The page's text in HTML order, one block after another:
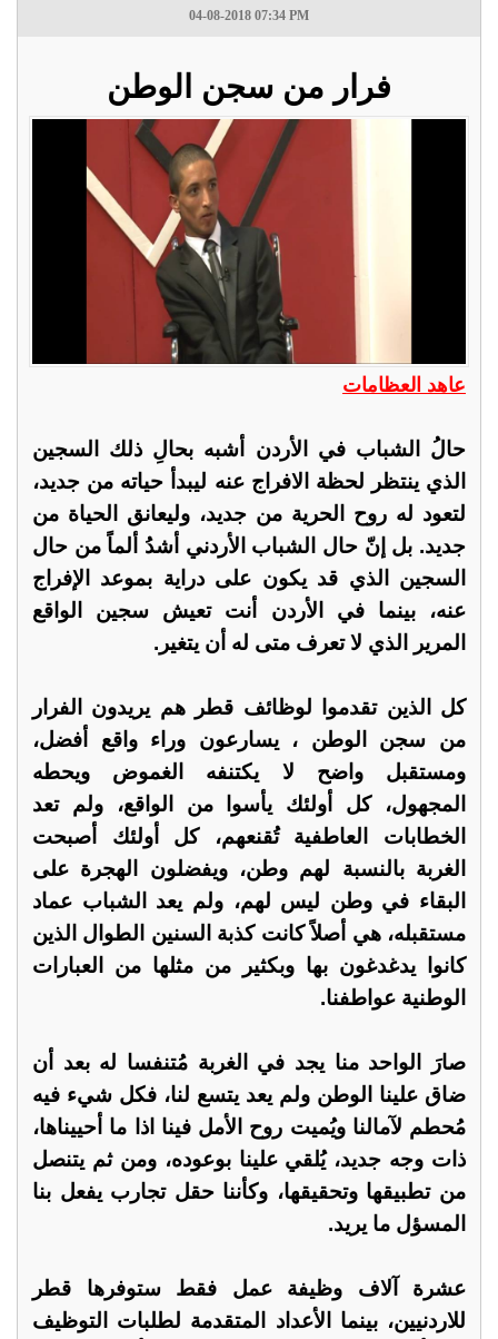
04-08-2018 07:34 PM
فرار من سجن الوطن
عاهد العظامات
حالُ الشباب في الأردن أشبه بحالِ ذلك السجين
الذي ينتظر لحظة الافراج عنه ليبدأ حياته من جديد،
لتعود له روح الحرية من جديد، وليعانق الحياة من
جديد. بل إنّ حال الشباب الأردني أشدُ ألماً من حال
السجين الذي قد يكون على دراية بموعد الإفراج
عنه، بينما في الأردن أنت تعيش سجين الواقع
المرير الذي لا تعرف متى له أن يتغير.
كل الذين تقدموا لوظائف قطر هم يريدون الفرار
من سجن الوطن ، يسارعون وراء واقع أفضل،
ومستقبل واضح لا يكتنفه الغموض ويحطه
المجهول، كل أولئك يأسوا من الواقع، ولم تعد
الخطابات العاطفية تُقنعهم، كل أولئك أصبحت
الغربة بالنسبة لهم وطن، ويفضلون الهجرة على
البقاء في وطن ليس لهم، ولم يعد الشباب عماد
مستقبله، هي أصلاً كانت كذبة السنين الطوال الذين
كانوا يدغدغون بها وبكثير من مثلها من العبارات
الوطنية عواطفنا.
صارَ الواحد منا يجد في الغربة مُتنفسا له بعد أن
ضاق علينا الوطن ولم يعد يتسع لنا، فكل شيء فيه
مُحطم لآمالنا ويُميت روح الأمل فينا اذا ما أحييناها،
ذات وجه جديد، يُلقي علينا بوعوده، ومن ثم يتنصل
من تطبيقها وتحقيقها، وكأننا حقل تجارب يفعل بنا
المسؤل ما يريد.
عشرة آلاف وظيفة عمل فقط ستوفرها قطر
للاردنيين، بينما الأعداد المتقدمة لطلبات التوظيف